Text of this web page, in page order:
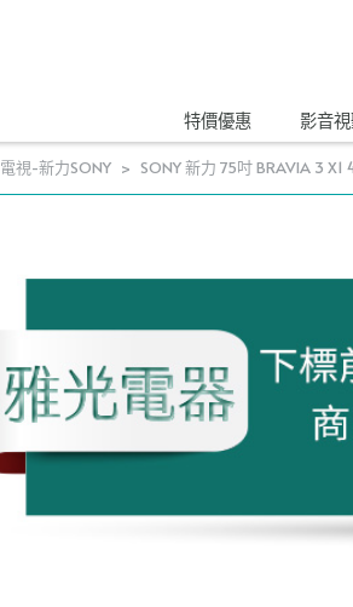
特價優惠 影音
電視-新力SONY SONY 新力 75吋 BRAVIA 3